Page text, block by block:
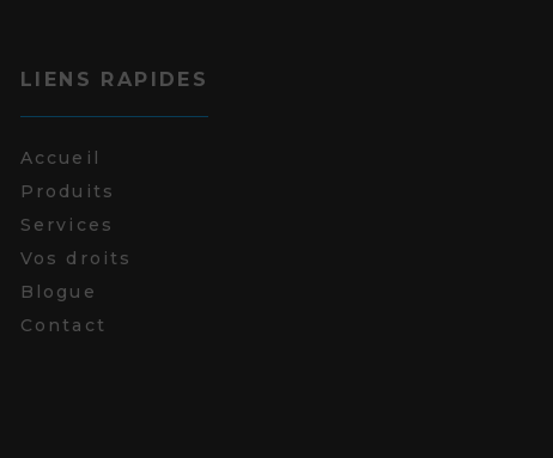
LIENS RAPIDES
Accueil
Produits
Services
Vos droits
Blogue
Contact